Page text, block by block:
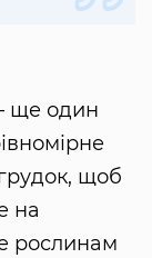
ще один
щоб
на
рослинам